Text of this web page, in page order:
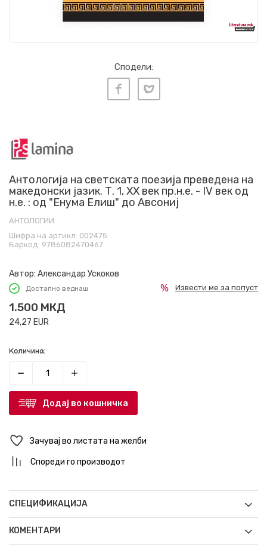
Сподели:
Антологија на светската поезија преведена на
македонски јазик. Т. 1, XX век пр.н.е. - IV век од
н.е. : од "Енума Елиш" до Авсониј
АНТОЛОГИИ
Шифра на артикл: 002475
Баркод: 9786082470467
Автор: Александар Ускоков
Достапно веднаш
1.500 МКД
24,27 EUR
Извести ме за попуст
Количина:
Додај во кошничка
Зачувај во листата на желби
Спореди го производот
СПЕЦИФИКАЦИЈА
КОМЕНТАРИ